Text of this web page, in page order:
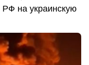
на украинскую